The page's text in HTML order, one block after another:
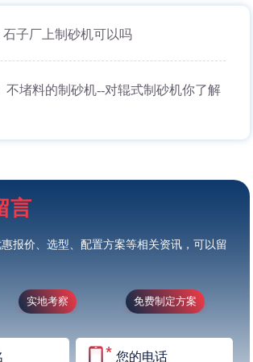
石子厂上制砂机可以吗
不堵料的制砂机--对辊式制砂机你了解
言
报价、选型、配置方案等相关资讯，可以留
实地考察 免费制定方案